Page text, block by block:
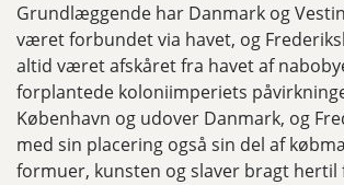
Grundlæggende har Danmark og
været forbundet via havet, og
altid været afskåret fra havet af
forplantede koloniimperiets
København og udover Danmark, og
med sin placering også sin del af
formuer, kunsten og slaver bragt hertil